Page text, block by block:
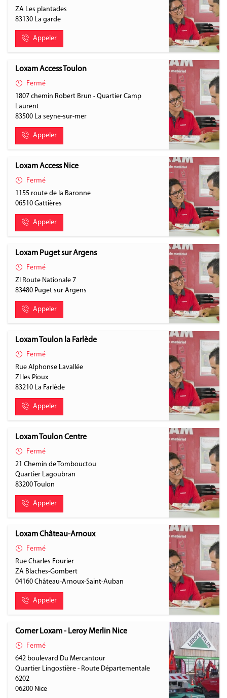
ZA Les plantades
83130 La garde
Appeler
Loxam Access Toulon
Fermé
1807 chemin Robert Brun - Quartier Camp
Laurent
83500 La seyne-sur-mer
Appeler
Loxam Access Nice
Fermé
1155 route de la Baronne
06510 Gattières
Appeler
Loxam Puget sur Argens
Fermé
ZI Route Nationale 7
83480 Puget sur Argens
Appeler
Loxam Toulon la Farlède
Fermé
Rue Alphonse Lavallée
ZI les Pioux
83210 La Farlède
Appeler
Loxam Toulon Centre
Fermé
21 Chemin de Tombouctou
Quartier Lagoubran
83200 Toulon
Appeler
Loxam Château-Arnoux
Fermé
Rue Charles Fourier
ZA Blaches-Gombert
04160 Château-Arnoux-Saint-Auban
Appeler
Corner Loxam - Leroy Merlin Nice
Fermé
642 boulevard Du Mercantour
Quartier Lingostière - Route Départementale
6202
06200 Nice